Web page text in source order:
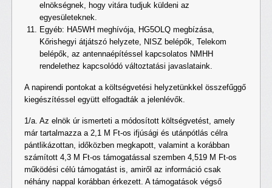
elnökségnek, hogy vitára tudjuk küldeni az
egyesületeknek.
Egyéb: HA5WH meghívója, HG5OLQ megbízása,
Kőrishegyi átjátszó helyzete, NISZ belépők, Telekom
belépők, az antennaépítéssel kapcsolatos NMHH
rendelethez kapcsolódó változtatási javaslataink.
A napirendi pontokat a költségvetési helyzetünkkel összefűggő
kiegészítéssel együtt elfogadták a jelenlévők.
1/a. Az elnök úr ismerteti a módosított költségvetést, amely
már tartalmazza a 2,1 M Ft-os ifjúsági és utánpótlás célra
pántlikázottan, időközben megkapott, valamint a korábban
számított 4,3 M Ft-os támogatással szemben 4,519 M Ft-os
működési célú támogatást is, amiről az információ csak
néhány nappal korábban érkezett. A támogatások végső